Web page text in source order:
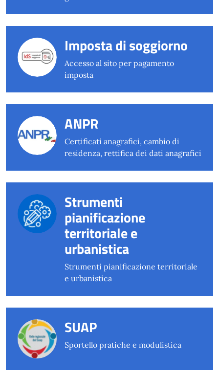
Imposta di soggiorno
Accesso al sito per pagamento
imposta
ANPR
Certificati anagrafici, cambio di
residenza, rettifica dei dati anagrafici
Strumenti
pianificazione
territoriale e
urbanistica
Strumenti pianificazione territoriale
e urbanistica
SUAP
Sportello pratiche e modulistica